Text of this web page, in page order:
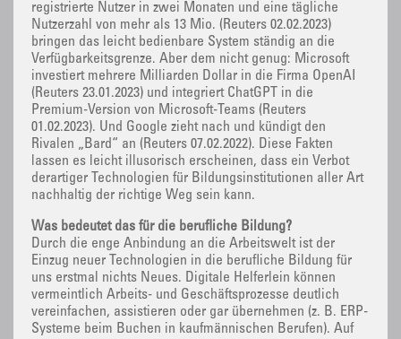
registrierte Nutzer in zwei Monaten und eine tägliche
Nutzerzahl von mehr als 13 Mio. (Reuters 02.02.2023)
bringen das leicht bedienbare System ständig an die
Verfügbarkeitsgrenze. Aber dem nicht genug: Microsoft
investiert mehrere Milliarden Dollar in die Firma OpenAI
(Reuters 23.01.2023) und integriert ChatGPT in die
Premium-Version von Microsoft-Teams (Reuters
01.02.2023). Und Google zieht nach und kündigt den
Rivalen „Bard“ an (Reuters 07.02.2022). Diese Fakten
lassen es leicht illusorisch erscheinen, dass ein Verbot
derartiger Technologien für Bildungsinstitutionen aller Art
nachhaltig der richtige Weg sein kann.
Was bedeutet das für die berufliche Bildung?
Durch die enge Anbindung an die Arbeitswelt ist der
Einzug neuer Technologien in die berufliche Bildung für
uns erstmal nichts Neues. Digitale Helferlein können
vermeintlich Arbeits- und Geschäftsprozesse deutlich
vereinfachen, assistieren oder gar übernehmen (z. B. ERP-
Systeme beim Buchen in kaufmännischen Berufen). Auf